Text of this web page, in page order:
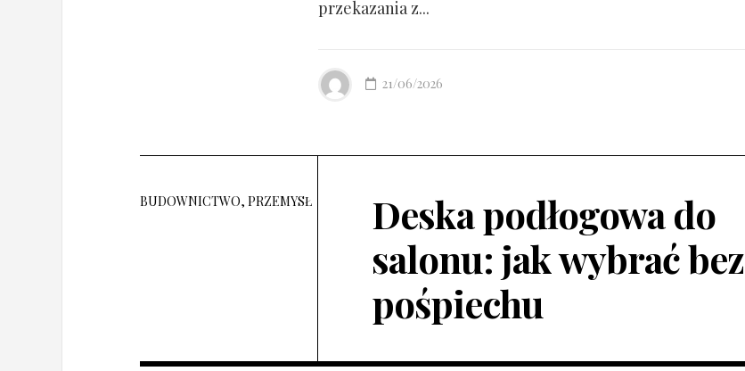
przekazania z...
21/06/2026
BUDOWNICTWO, PRZEMYSŁ
Deska podłogowa do
salonu: jak wybrać bez
pośpiechu